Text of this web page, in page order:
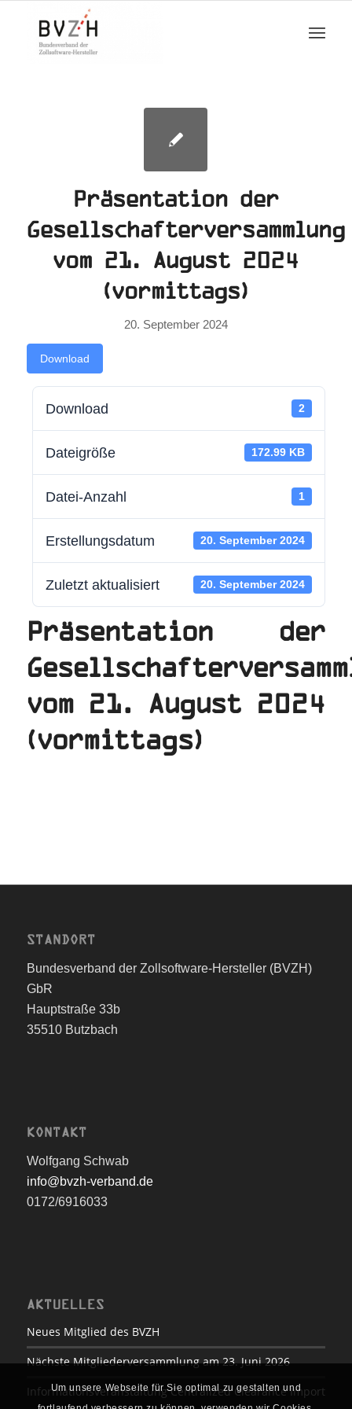
Präsentation der
Gesellschafterversammlung
vom 21. August 2024
(vormittags)
20. September 2024
Download
Download 2
Dateigröße 172.99 KB
Datei-Anzahl 1
Erstellungsdatum 20. September 2024
Zuletzt aktualisiert 20. September 2024
Präsentation der
vom 21. August 2024
(vormittags)
STANDORT
Bundesverband der Zollsoftware-Hersteller (BVZH)
GbR
Hauptstraße 33b
35510 Butzbach
KONTAKT
Wolfgang Schwab
info@bvzh-verband.de
0172/6916033
AKTUELLES
Neues Mitglied des BVZH
Nächste Mitgliederversammlung am 23. Juni 2026
Informationsveranstaltung Centralized Clearance Import
Um unsere Webseite für Sie optimal zu gestalten und